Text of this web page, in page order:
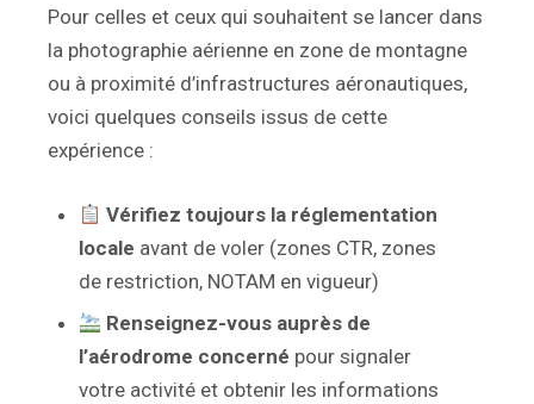
Pour celles et ceux qui souhaitent se lancer dans
la photographie aérienne en zone de montagne
ou à proximité d’infrastructures aéronautiques,
voici quelques conseils issus de cette
expérience :
Vérifiez toujours la réglementation
locale avant de voler (zones CTR, zones
de restriction, NOTAM en vigueur)
Renseignez-vous auprès de
l’aérodrome concerné pour signaler
votre activité et obtenir les informations